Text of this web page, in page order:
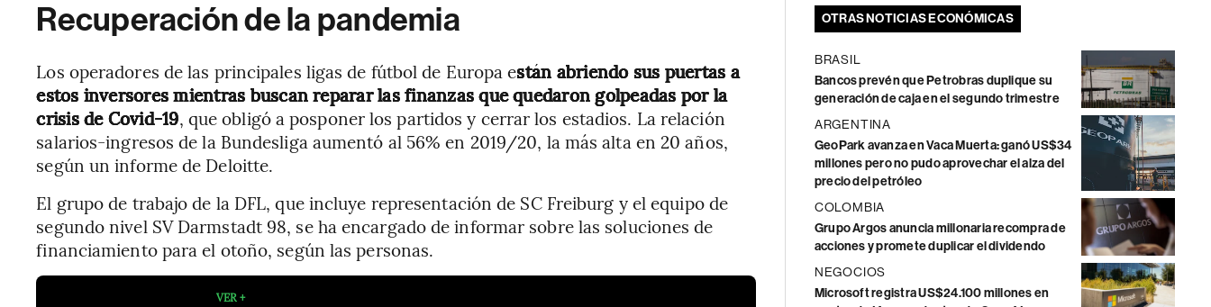
Recuperación de la pandemia
Los operadores de las principales ligas de fútbol de Europa están abriendo sus puertas a
estos inversores mientras buscan reparar las finanzas que quedaron golpeadas por la
crisis de Covid-19, que obligó a posponer los partidos y cerrar los estadios. La relación
salarios-ingresos de la Bundesliga aumentó al 56% en 2019/20, la más alta en 20 años,
según un informe de Deloitte.
El grupo de trabajo de la DFL, que incluye representación de SC Freiburg y el equipo de
segundo nivel SV Darmstadt 98, se ha encargado de informar sobre las soluciones de
financiamiento para el otoño, según las personas.
VER +
OTRAS NOTICIAS ECONÓMICAS
BRASIL
Bancos prevén que Petrobras duplique su
generación de caja en el segundo trimestre
ARGENTINA
GeoPark avanza en Vaca Muerta: ganó US$34
millones pero no pudo aprovechar el alza del
precio del petróleo
COLOMBIA
Grupo Argos anuncia millonaria recompra de
acciones y promete duplicar el dividendo
NEGOCIOS
Microsoft registra US$24.100 millones en